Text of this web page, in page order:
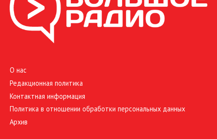
О нас
Редакционная политика
Контактная информация
Политика в отношении обработки персональных данных
Архив